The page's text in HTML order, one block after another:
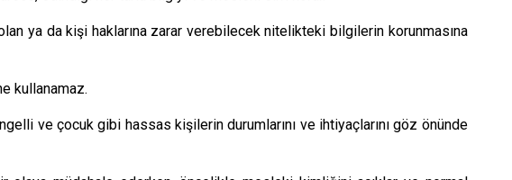
ya da kişi haklarına zarar verebilecek nitelikteki bilgilerin korunmasına
kullanamaz.
ve çocuk gibi hassas kişilerin durumlarını ve ihtiyaçlarını göz önünde